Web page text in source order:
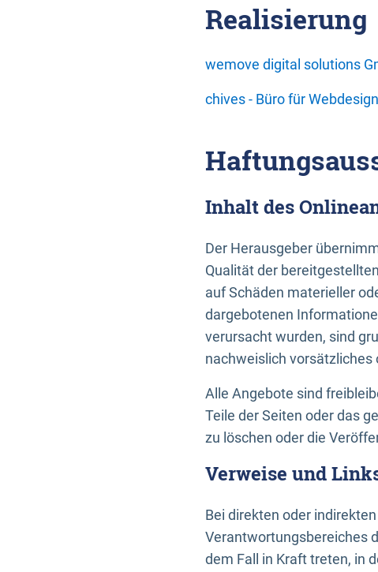
Realisierung
wemove digital solutions
chives - Büro für
Inhalt des
Der Herausgeber
Qualität der
auf Schäden materieller
dargebotenen
verursacht wurden, sind
nachweislich vorsätzliches
Alle Angebote sind
Teile der Seiten oder das
zu löschen oder die
Verweise und
Bei direkten oder
Verantwortungsbereiches
dem Fall in Kraft treten, in